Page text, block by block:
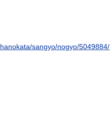
sangyo/nogyo/5049884/